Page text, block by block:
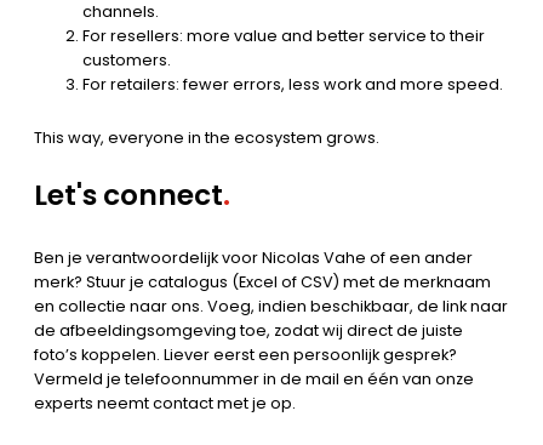
channels.
For resellers: more value and better service to their
customers.
For retailers: fewer errors, less work and more speed.
This way, everyone in the ecosystem grows.
Let's connect.
Ben je verantwoordelijk voor Nicolas Vahe of een ander
merk? Stuur je catalogus (Excel of CSV) met de merknaam
en collectie naar ons. Voeg, indien beschikbaar, de link naar
de afbeeldingsomgeving toe, zodat wij direct de juiste
foto’s koppelen. Liever eerst een persoonlijk gesprek?
Vermeld je telefoonnummer in de mail en één van onze
experts neemt contact met je op.